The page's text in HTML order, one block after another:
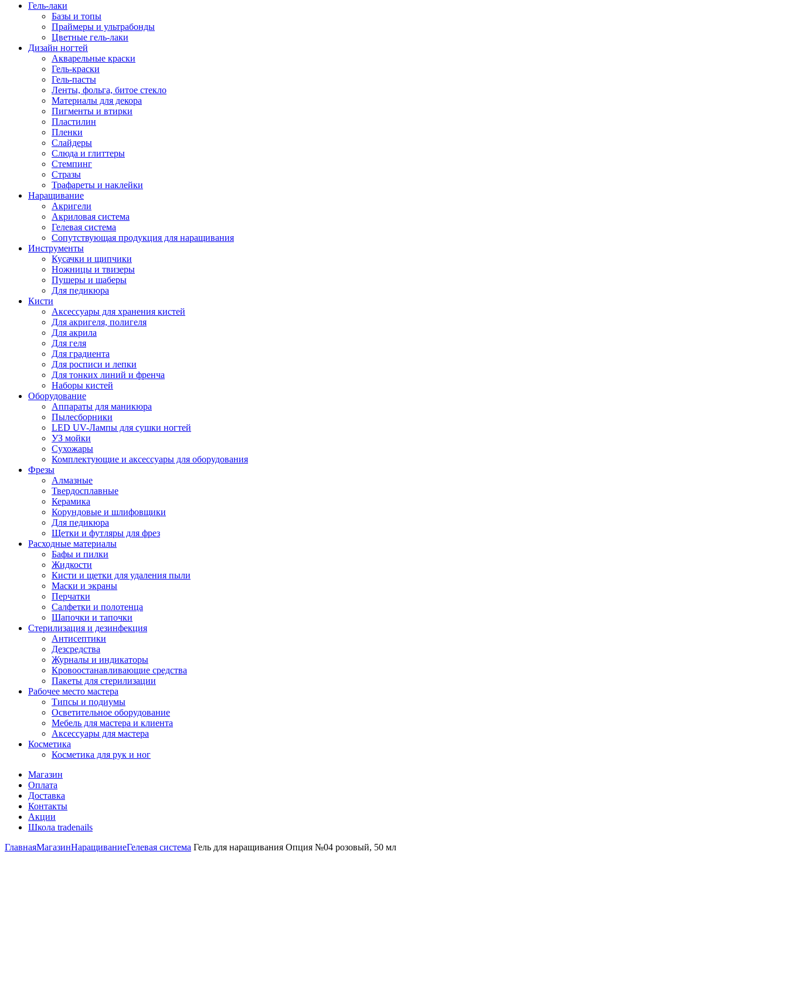
Гель-лаки
Базы и топы
Праймеры и ультрабонды
Цветные гель-лаки
Дизайн ногтей
Акварельные краски
Гель-краски
Гель-пасты
Ленты, фольга, битое стекло
Материалы для декора
Пигменты и втирки
Пластилин
Пленки
Слайдеры
Слюда и глиттеры
Стемпинг
Стразы
Трафареты и наклейки
Наращивание
Акригели
Акриловая система
Гелевая система
Сопутствующая продукция для наращивания
Инструменты
Кусачки и щипчики
Ножницы и твизеры
Пушеры и шаберы
Для педикюра
Кисти
Аксессуары для хранения кистей
Для акригеля, полигеля
Для акрила
Для геля
Для градиента
Для росписи и лепки
Для тонких линий и френча
Наборы кистей
Оборудование
Аппараты для маникюра
Пылесборники
LED UV-Лампы для сушки ногтей
УЗ мойки
Сухожары
Комплектующие и аксессуары для оборудования
Фрезы
Алмазные
Твердосплавные
Керамика
Корундовые и шлифовщики
Для педикюра
Щетки и футляры для фрез
Расходные материалы
Бафы и пилки
Жидкости
Кисти и щетки для удаления пыли
Маски и экраны
Перчатки
Салфетки и полотенца
Шапочки и тапочки
Стерилизация и дезинфекция
Антисептики
Дезсредства
Журналы и индикаторы
Кровоостанавливающие средства
Пакеты для стерилизации
Рабочее место мастера
Типсы и подиумы
Осветительное оборудование
Мебель для мастера и клиента
Аксессуары для мастера
Косметика
Косметика для рук и ног
Магазин
Оплата
Доставка
Контакты
Акции
Школа tradenails
ГлавнаяМагазинНаращиваниеГелевая система Гель для наращивания Опция №04 розовый, 50 мл